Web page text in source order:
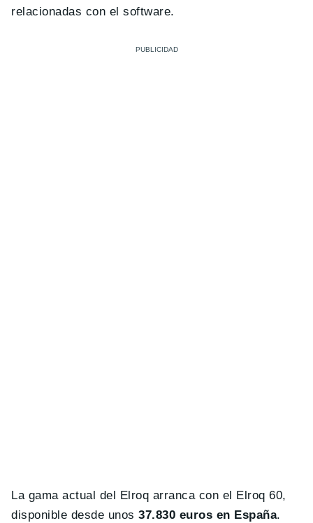
relacionadas con el software.
La gama actual del Elroq arranca con el Elroq 60,
disponible desde unos37.830 euros en España.